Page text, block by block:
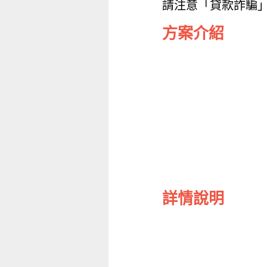
請注意「貸款詐騙
方案介紹
詳情說明